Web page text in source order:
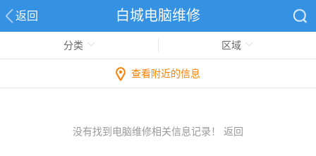
返回 白城电脑维修
分类 区域
查看附近的信息
没有找到电脑维修相关信息记录！ 返回